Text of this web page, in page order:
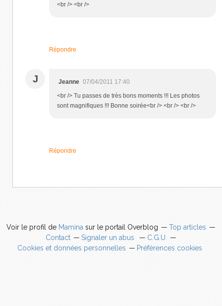
<br /> <br />
Répondre
J Jeanne 07/04/2011 17:40
<br /> Tu passes de très bons moments !!! Les photos
sont magnifiques !!! Bonne soirée<br /> <br /> <br />
Répondre
Voir le profil de Mamina sur le portail Overblog
Top articles
Contact
Signaler un abus
C.G.U.
Cookies et données personnelles
Préférences cookies